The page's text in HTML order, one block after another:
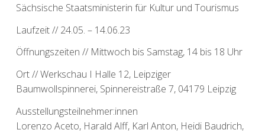
Sächsische Staatsministerin für Kultur und Tourismus
Laufzeit // 24.05. – 14.06.23
Öffnungszeiten // Mittwoch bis Samstag, 14 bis 18 Uhr
Ort // Werkschau I Halle 12, Leipziger
Baumwollspinnerei, Spinnereistraße 7, 04179 Leipzig
Ausstellungsteilnehmer:innen
Lorenzo Aceto, Harald Alff, Karl Anton, Heidi Baudrich,